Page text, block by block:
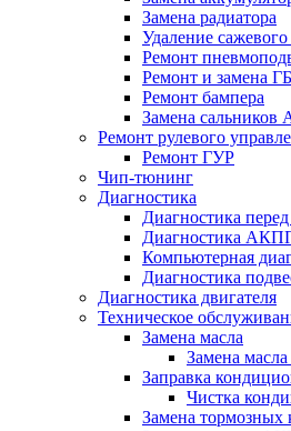
Замена радиатора
Удаление сажевого
Ремонт
Ремонт и замена
Ремонт бампера
Замена
Ремонт рулевого
Ремонт ГУР
Чип-тюнинг
Диагностика
Диагностика
Диагностика
Компьютерная
Диагностика
Диагностика двигателя
Техническое
Замена масла
Замена
Заправка
Чистка
Замена тормозных